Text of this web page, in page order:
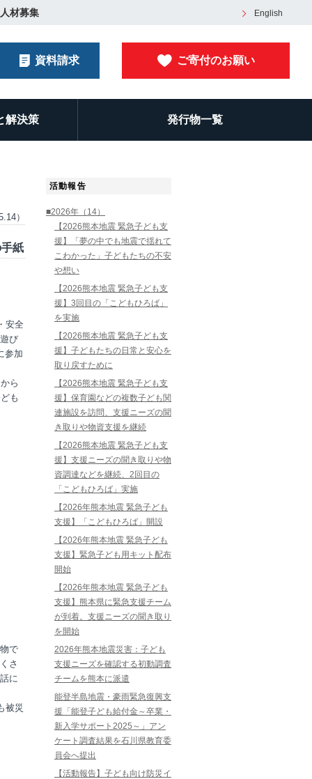
人材募集 English
資料請求 ご寄付のお願い
解決策 発行物一覧
）
紙
安全
び
参加
ら
も
で
さ
に
被災
活動報告
■2026年（14）
【2026熊本地震 緊急子ども支
援】「夢の中でも地震で揺れて
こわかった」子どもたちの不安
や想い
【2026熊本地震 緊急子ども支
援】3回目の「こどもひろば」
を実施
【2026熊本地震 緊急子ども支
援】子どもたちの日常と安心を
取り戻すために
【2026熊本地震 緊急子ども支
援】保育園などの複数子ども関
連施設を訪問、支援ニーズの聞
き取りや物資支援を継続
【2026熊本地震 緊急子ども支
援】支援ニーズの聞き取りや物
資調達などを継続、2回目の
「こどもひろば」実施
【2026年熊本地震 緊急子ども
支援】「こどもひろば」開設
【2026年熊本地震 緊急子ども
支援】緊急子ども用キット配布
開始
【2026年熊本地震 緊急子ども
支援】熊本県に緊急支援チーム
が到着。支援ニーズの聞き取り
を開始
2026年熊本地震災害：子ども
支援ニーズを確認する初動調査
チームを熊本に派遣
能登半島地震・豪雨緊急復興支
援「能登子ども給付金～卒業・
新入学サポート2025～」アン
ケート調査結果を石川県教育委
員会へ提出
【活動報告】子ども向け防災イ